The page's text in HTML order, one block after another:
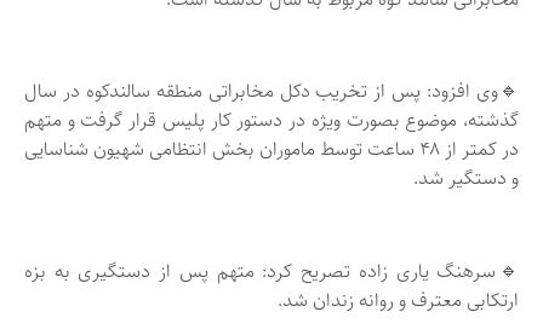
🔹وی افزود: پس از تخریب دکل مخابراتی منطقه سالندکوه در سال
گذشته، موضوع بصورت ویژه در دستور کار پلیس قرار گرفت و متهم
در کمتر از ۴۸ ساعت توسط ماموران بخش انتظامی شهیون شناسایی
و دستگیر شد.
🔹سرهنگ یاری زاده تصریح کرد: متهم پس از دستگیری به بزه
ارتکابی معترف و روانه زندان شد.